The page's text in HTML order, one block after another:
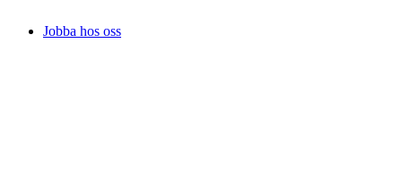
Jobba hos oss